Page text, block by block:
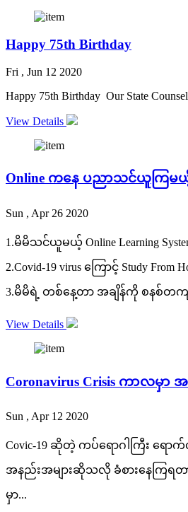
Happy 75th Birthday
Fri , Jun 12 2020
Happy 75th Birthday Our State
View Details
Online ကနေ ပညာသင်ယူကြ
Sun , Apr 26 2020
1.မိမိသင်ယူမယ့် Online Learning
2.Covid-19 virus ကြောင့်
3.မိမိရဲ့ တစ်နေ့တာ အချိန်ကို စနစ်တကျ
View Details
Coronavirus Crisis ကာလ
Sun , Apr 12 2020
Covic-19 ဆိုတဲ့ ကပ်ရောဂါကြီး ရ
အနည်းအများဆိုသလို ခံစားနေကြရ
မှာ...